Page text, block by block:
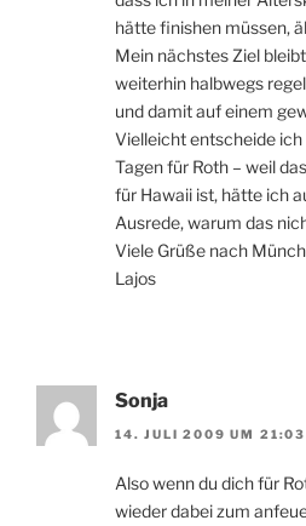
hätte finishen müssen,
Mein nächstes Ziel
weiterhin halbwegs
und damit auf einem
Vielleicht entscheide
Tagen für Roth – weil
für Hawaii ist, hätte ich
Ausrede, warum das
Viele Grüße nach
Lajos
Sonja
14. JULI 2009 UM 21:03
Also wenn du dich für
wieder dabei zum